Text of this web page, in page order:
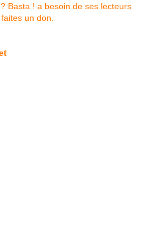
Basta ! a besoin de ses lecteurs
un don.